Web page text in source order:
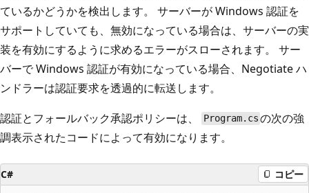
ているかどうかを検出します。 サーバーが Windows 認証を
サポートしていても、無効になっている場合は、サーバーの実
装を有効にするように求めるエラーがスローされます。 サー
バーで Windows 認証が有効になっている場合、Negotiate ハ
ンドラーは認証要求を透過的に転送します。
認証とフォールバック承認ポリシーは、
Program.cs の次の強
調表示されたコードによって有効になります。
C# コピー